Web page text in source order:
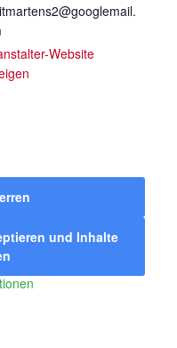
Website
und Inhalte